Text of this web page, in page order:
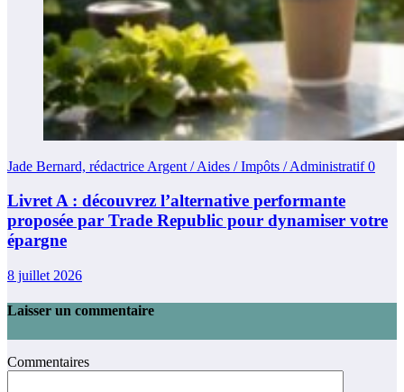
Jade Bernard, rédactrice Argent / Aides / Impôts / Administratif0
Livret A : découvrez l’alternative performante
proposée par Trade Republic pour dynamiser votre
épargne
8 juillet 2026
Laisser un commentaire
Commentaires